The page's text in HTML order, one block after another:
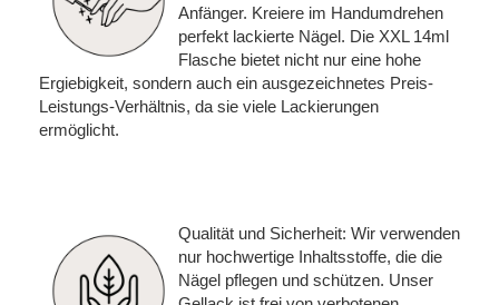
Anfänger. Kreiere im Handumdrehen
perfekt lackierte Nägel. Die XXL 14ml
Flasche bietet nicht nur eine hohe
Ergiebigkeit, sondern auch ein ausgezeichnetes Preis-
Leistungs-Verhältnis, da sie viele Lackierungen
ermöglicht.
Qualität und Sicherheit: Wir verwenden
nur hochwertige Inhaltsstoffe, die die
Nägel pflegen und schützen. Unser